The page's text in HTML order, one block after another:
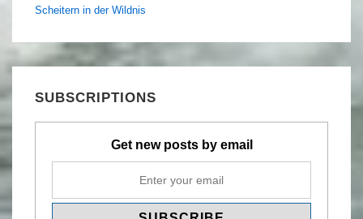
Scheitern in der Wildnis
SUBSCRIPTIONS
Get new posts by email